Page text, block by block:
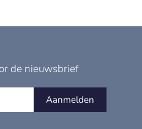
de nieuwsbrief
Aanmelden